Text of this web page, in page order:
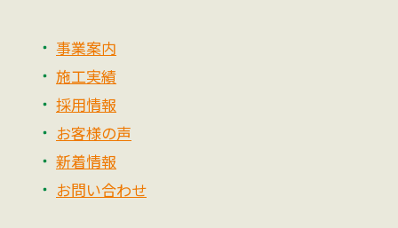
事業案内
施工実績
採用情報
お客様の声
新着情報
お問い合わせ